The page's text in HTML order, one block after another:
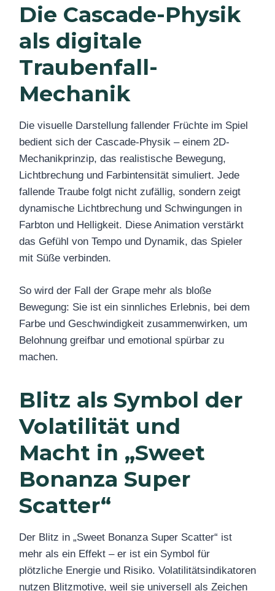
Die Cascade-Physik
als digitale
Traubenfall-
Mechanik
Die visuelle Darstellung fallender Früchte im Spiel
bedient sich der Cascade-Physik – einem 2D-
Mechanikprinzip, das realistische Bewegung,
Lichtbrechung und Farbintensität simuliert. Jede
fallende Traube folgt nicht zufällig, sondern zeigt
dynamische Lichtbrechung und Schwingungen in
Farbton und Helligkeit. Diese Animation verstärkt
das Gefühl von Tempo und Dynamik, das Spieler
mit Süße verbinden.
So wird der Fall der Grape mehr als bloße
Bewegung: Sie ist ein sinnliches Erlebnis, bei dem
Farbe und Geschwindigkeit zusammenwirken, um
Belohnung greifbar und emotional spürbar zu
machen.
Blitz als Symbol der
Volatilität und
Macht in „Sweet
Bonanza Super
Scatter“
Der Blitz in „Sweet Bonanza Super Scatter“ ist
mehr als ein Effekt – er ist ein Symbol für
plötzliche Energie und Risiko. Volatilitätsindikatoren
nutzen Blitzmotive, weil sie universell als Zeichen